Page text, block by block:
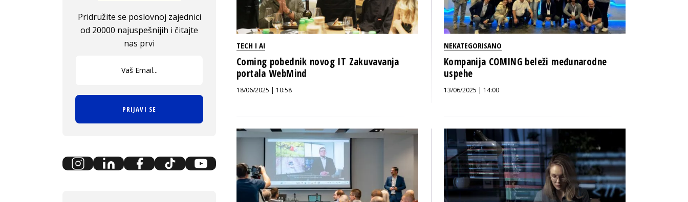
TECH I AI
Coming pobednik novog IT Zakuvavanja
portala WebMind
18/06/2025 | 10:58
NEKATEGORISANO
Kompanija COMING beleži međunarodne
uspehe
13/06/2025 | 14:00
Pridružite se poslovnoj zajednici
od 20000 najuspešnijih i čitajte
nas prvi
PRIJAVI SE